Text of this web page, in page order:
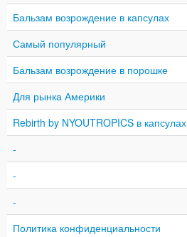
Бальзам возрождение в капсулах
Самый популярный
Бальзам возрождение в порошке
Для рынка Америки
Rebirth by NYOUTROPICS в капсулах
-
-
-
Политика конфиденциальности